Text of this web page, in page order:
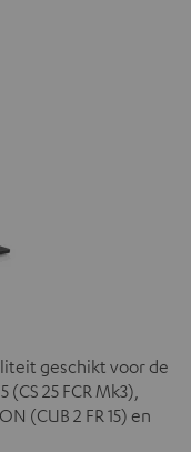
geschikt voor de
25 FCR Mk3),
(CUB 2 FR 15) en